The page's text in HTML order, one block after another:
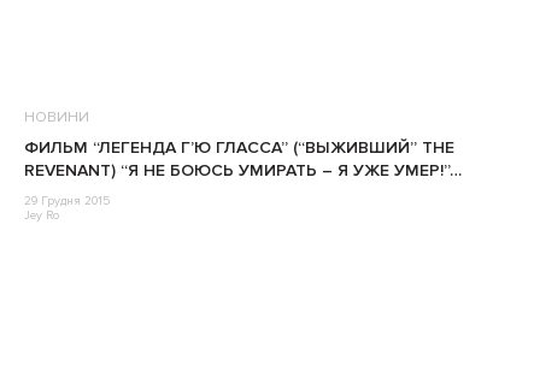
НОВИНИ
ФИЛЬМ “ЛЕГЕНДА Г’Ю ГЛАССА” (“ВЫЖИВШИЙ” THE
REVENANT) “Я НЕ БОЮСЬ УМИРАТЬ – Я УЖЕ УМЕР!”…
29 Грудня 2015
Jey Ro